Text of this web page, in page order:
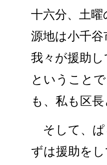
十六分、土
源地は小千
我々が援助
ということ
も、私も区
そして、ぱ
ずは援助を